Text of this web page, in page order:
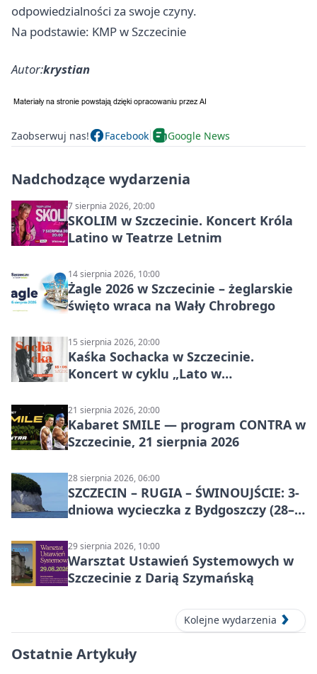
odpowiedzialności za swoje czyny.
Na podstawie: KMP w Szczecinie
Autor:krystian
Zaobserwuj nas! Facebook Google News
Nadchodzące wydarzenia
7 sierpnia 2026, 20:00
SKOLIM w Szczecinie. Koncert Króla
Latino w Teatrze Letnim
14 sierpnia 2026, 10:00
Żagle 2026 w Szczecinie – żeglarskie
święto wraca na Wały Chrobrego
15 sierpnia 2026, 20:00
Kaśka Sochacka w Szczecinie.
Koncert w cyklu „Lato w
21 sierpnia 2026, 20:00
Kabaret SMILE — program CONTRA w
Szczecinie, 21 sierpnia 2026
28 sierpnia 2026, 06:00
SZCZECIN – RUGIA – ŚWINOUJŚCIE: 3-
dniowa wycieczka z Bydgoszczy (28–
29 sierpnia 2026, 10:00
Warsztat Ustawień Systemowych w
Szczecinie z Darią Szymańską
Kolejne wydarzenia
Ostatnie Artykuły